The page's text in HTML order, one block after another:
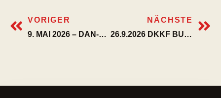
VORIGER
9. MAI 2026 – DAN-PRÜFUNG IN HEBERTSHAUSEN
NÄCHSTE
26.9.2026 DKKF BUNDESLEHRGANG IN WORMS – GESPICKT MIT DDBV-MITGLIEDERN ALS REFERENTEN